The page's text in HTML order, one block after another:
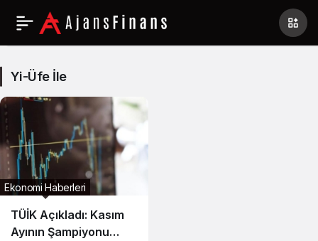
Yi-
Üfe
İle
Haberleri
Yi-Üfe İle
TÜİK Açıkladı: Kasım
Ayının Şampiyonu
Ekonomi Haberleri